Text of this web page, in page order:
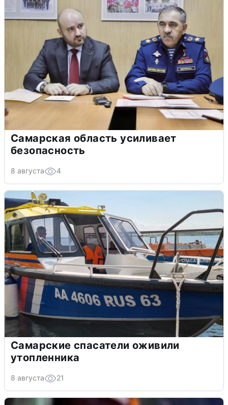
Самарская область усиливает
безопасность
8 августа 4
Самарские спасатели оживили
утопленника
8 августа 21